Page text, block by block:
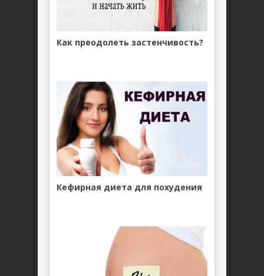
Как преодолеть застенчивость?
Кефирная диета для похудения